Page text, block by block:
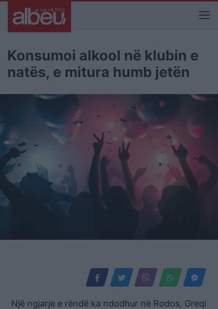
Konsumoi alkool në klubin e
natës, e mitura humb jetën
Një ngjarje e rëndë ka ndodhur në Rodos, Greqi